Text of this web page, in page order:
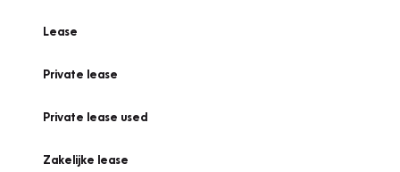
Lease
Private lease
Private lease used
Zakelijke lease